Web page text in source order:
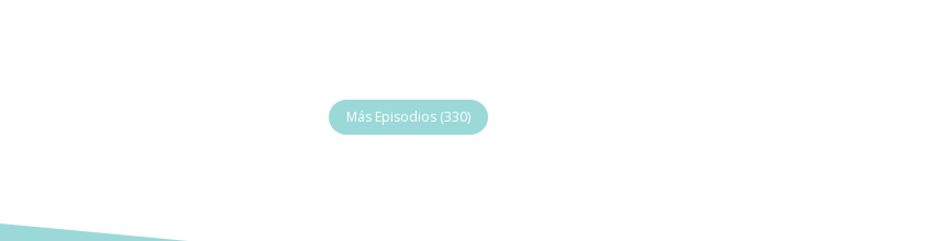
Más Episodios (330)